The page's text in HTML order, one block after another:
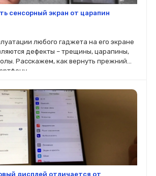
сенсорный экран от царапин
любого гаджета на его экране
дефекты – трещины, царапины,
Расскажем, как вернуть прежний
дисплей отличается от